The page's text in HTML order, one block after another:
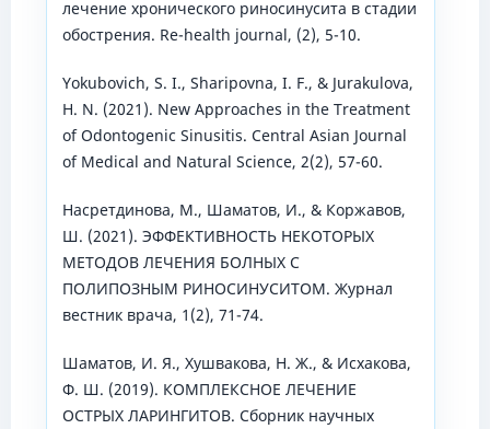
лечение хронического риносинусита в стадии
обострения. Re-health journal, (2), 5-10.
Yokubovich, S. I., Sharipovna, I. F., & Jurakulova,
H. N. (2021). New Approaches in the Treatment
of Odontogenic Sinusitis. Central Asian Journal
of Medical and Natural Science, 2(2), 57-60.
Насретдинова, М., Шаматов, И., & Коржавов,
Ш. (2021). ЭФФЕКТИВНОСТЬ НЕКОТОРЫХ
МЕТОДОВ ЛЕЧЕНИЯ БОЛНЫХ С
ПОЛИПОЗНЫМ РИНОСИНУСИТОМ. Журнал
вестник врача, 1(2), 71-74.
Шаматов, И. Я., Хушвакова, Н. Ж., & Исхакова,
Ф. Ш. (2019). КОМПЛЕКСНОЕ ЛЕЧЕНИЕ
ОСТРЫХ ЛАРИНГИТОВ. Сборник научных